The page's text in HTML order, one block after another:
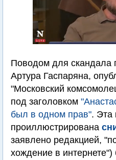
Поводом для скандала
Артура Гаспаряна,
"Московский
под заголовком
был в одном прав". Эта
проиллюстрирована
заявлено редакцией,
хождение в интернете")